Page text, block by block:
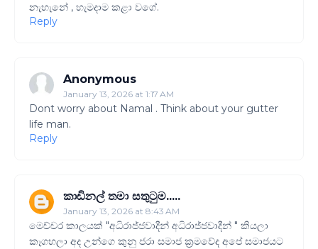
නැහැනේ , හැමදාම කළා වගේ.
Reply
Anonymous
January 13, 2026 at 1:17 AM
Dont worry about Namal . Think about your gutter
life man.
Reply
කාඩිනල් තමා සතුටුම.....
January 13, 2026 at 8:43 AM
මෙච්චර කාලයක් "අධිරාජ්ජවාදීන් අධිරාජ්ජවාදීන් " කියලා
කෑගහලා අද උන්ගෙ කුනු ජරා සමාජ ක්‍රමවේද අපේ සමාජයට